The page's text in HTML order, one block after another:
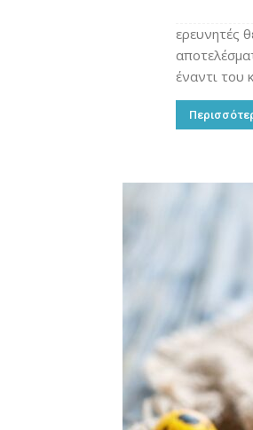
ερευνητές
έναντι του